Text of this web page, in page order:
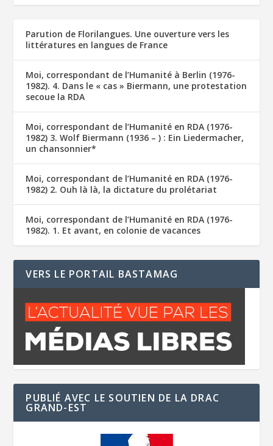
Parution de Florilangues. Une ouverture vers les
littératures en langues de France
Moi, correspondant de l’Humanité à Berlin (1976-
1982). 4. Dans le « cas » Biermann, une protestation
secoue la RDA
Moi, correspondant de l’Humanité en RDA (1976-
1982) 3. Wolf Biermann (1936 – ) : Ein Liedermacher,
un chansonnier*
Moi, correspondant de l’Humanité en RDA (1976-
1982) 2. Ouh là là, la dictature du prolétariat
Moi, correspondant de l’Humanité en RDA (1976-
1982). 1. Et avant, en colonie de vacances
VERS LE PORTAIL BASTAMAG
PUBLIÉ AVEC LE SOUTIEN DE LA DRAC
GRAND-EST